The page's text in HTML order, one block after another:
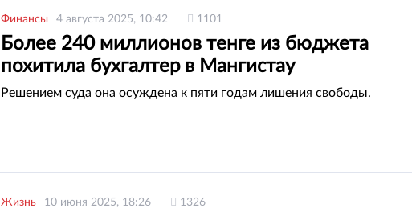
Финансы 4 августа 2025, 10:42 1101
Более 240 миллионов тенге из бюджета
похитила бухгалтер в Мангистау
Решением суда она осуждена к пяти годам лишения свободы.
Жизнь 10 июня 2025, 18:26 1326